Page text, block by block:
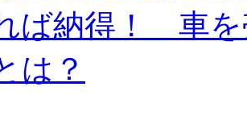
ば納得！ 車を
は？